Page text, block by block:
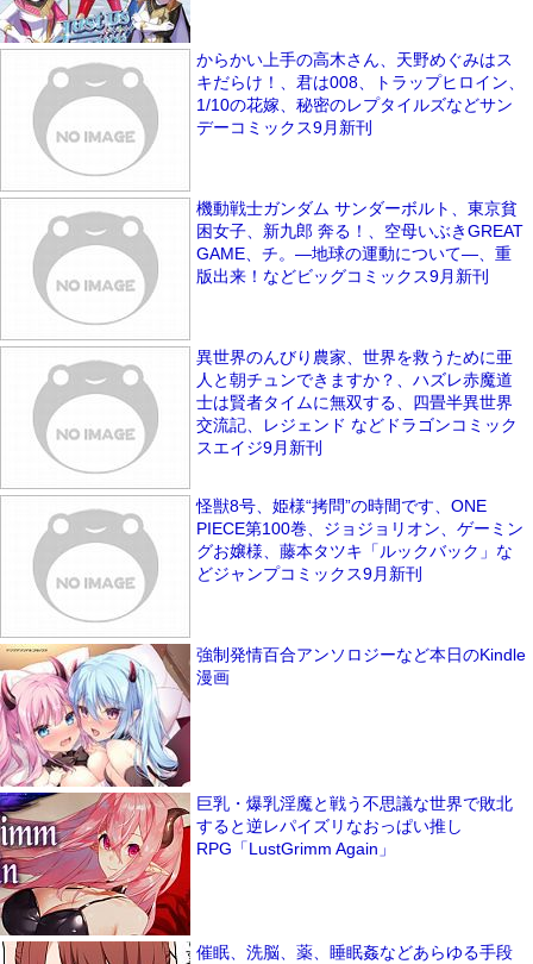
からかい上手の高木さん、天野めぐみはス
キだらけ！、君は008、トラップヒロイン、
1/10の花嫁、秘密のレプタイルズなどサン
デーコミックス9月新刊
機動戦士ガンダム サンダーボルト、東京貧
困女子、新九郎 奔る！、空母いぶきGREAT
GAME、チ。―地球の運動について―、重
版出来！などビッグコミックス9月新刊
異世界のんびり農家、世界を救うために亜
人と朝チュンできますか？、ハズレ赤魔道
士は賢者タイムに無双する、四畳半異世界
交流記、レジェンド などドラゴンコミック
スエイジ9月新刊
怪獣8号、姫様“拷問”の時間です、ONE
PIECE第100巻、ジョジョリオン、ゲーミン
グお嬢様、藤本タツキ「ルックバック」な
どジャンプコミックス9月新刊
強制発情百合アンソロジーなど本日のKindle
漫画
巨乳・爆乳淫魔と戦う不思議な世界で敗北
すると逆レパイズリなおっぱい推し
RPG「LustGrimm Again」
催眠、洗脳、薬、睡眠姦などあらゆる手段